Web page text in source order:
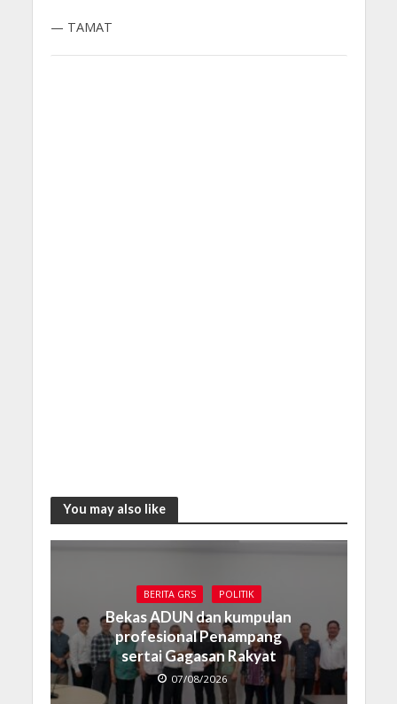
— TAMAT
You may also like
BERITA GRS POLITIK
Bekas ADUN dan kumpulan
profesional Penampang
sertai Gagasan Rakyat
07/08/2026